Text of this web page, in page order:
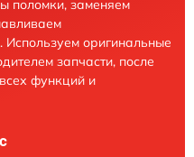
поломки, заменяем
Используем оригинальные
запчасти, после
функций и